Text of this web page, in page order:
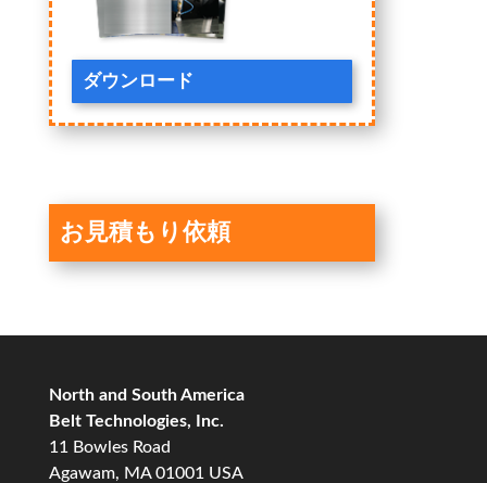
ダウンロード
お見積もり依頼
North and South America
Belt Technologies, Inc.
11 Bowles Road
Agawam, MA 01001 USA